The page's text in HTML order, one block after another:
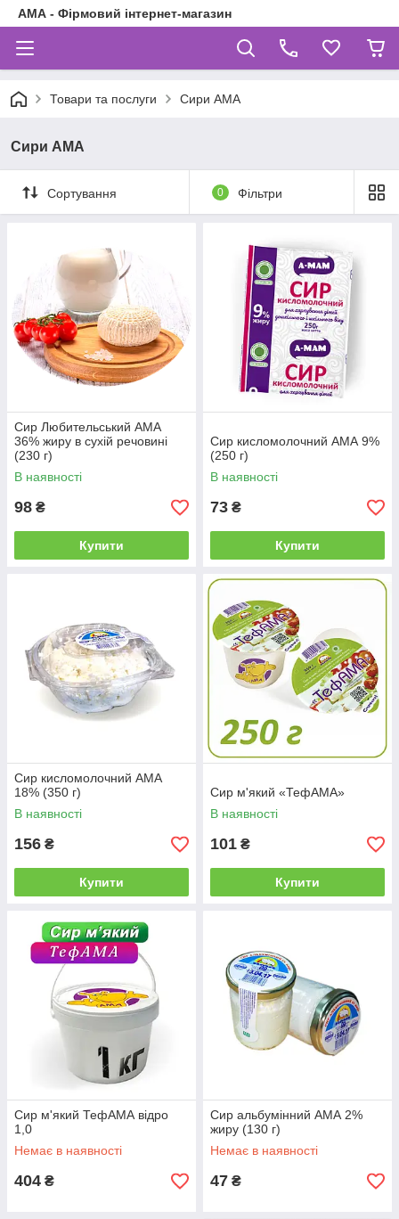
АМА - Фірмовий інтернет-магазин
Товари та послуги Сири АМА
Сири АМА
Сортування 0 Фільтри
Сир Любительський АМА
36% жиру в сухій речовині
(230 г)
В наявності
98 ₴
Купити
Сир кисломолочний АМА 9%
(250 г)
В наявності
73 ₴
Купити
Сир кисломолочний АМА
18% (350 г)
В наявності
156 ₴
Купити
Сир м'який «ТефАМА»
В наявності
101 ₴
Купити
Сир м'який ТефАМА відро
1,0
Немає в наявності
404 ₴
Сир альбумінний АМА 2%
жиру (130 г)
Немає в наявності
47 ₴